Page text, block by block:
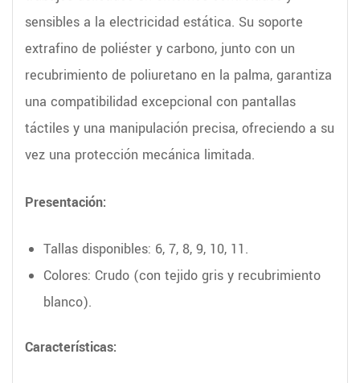
sensibles a la electricidad estática. Su soporte
extrafino de poliéster y carbono, junto con un
recubrimiento de poliuretano en la palma, garantiza
una compatibilidad excepcional con pantallas
táctiles y una manipulación precisa, ofreciendo a su
vez una protección mecánica limitada.
Presentación:
Tallas disponibles: 6, 7, 8, 9, 10, 11.
Colores: Crudo (con tejido gris y recubrimiento
blanco).
Características: